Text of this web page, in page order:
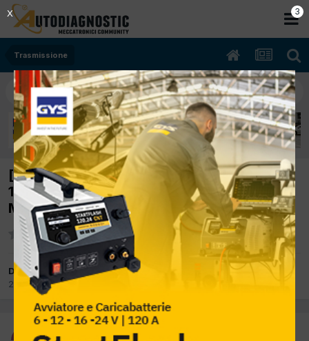
Trasmissione
[AUDI A4 20TDI 12/2008 2000cc CAG
105Kw Diesel] RUMOROSITA' CAMBIO
MULTITRONIC CVT
Da Stefyx
21 Ottobre 2017in
2
X